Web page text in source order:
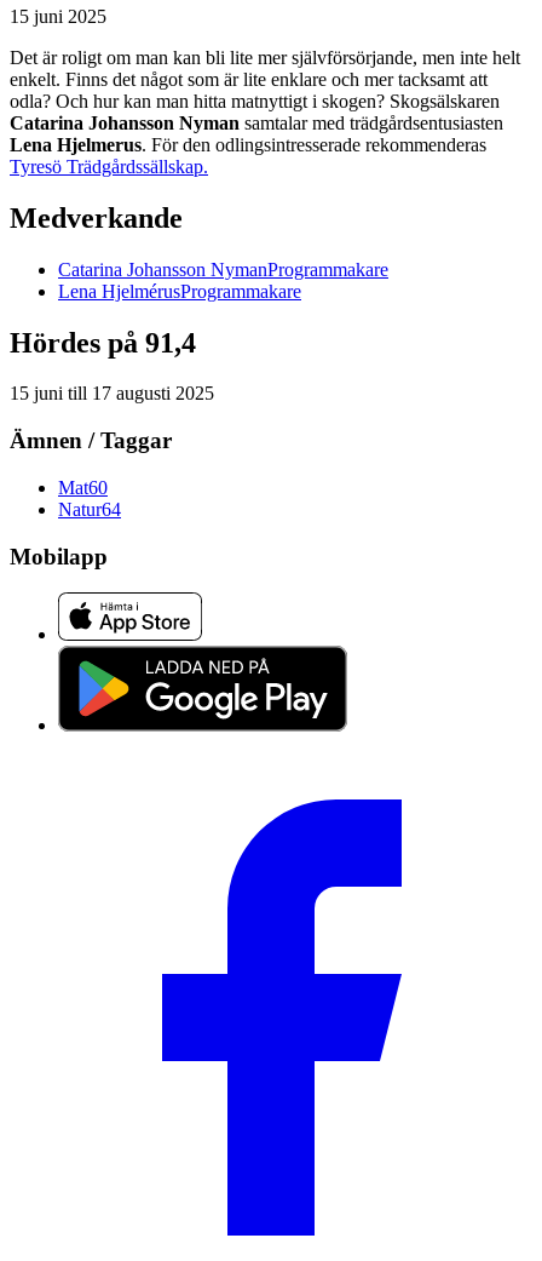
15 juni 2025
Det är roligt om man kan bli lite mer självförsörjande, men inte helt
enkelt. Finns det något som är lite enklare och mer tacksamt att
odla? Och hur kan man hitta matnyttigt i skogen? Skogsälskaren
Catarina Johansson Nyman samtalar med trädgårdsentusiasten
Lena Hjelmerus. För den odlingsintresserade rekommenderas
Tyresö Trädgårdssällskap.
Medverkande
Catarina Johansson NymanProgrammakare
Lena HjelmérusProgrammakare
Hördes på 91,4
15 juni till 17 augusti 2025
Ämnen / Taggar
Mat60
Natur64
Mobilapp